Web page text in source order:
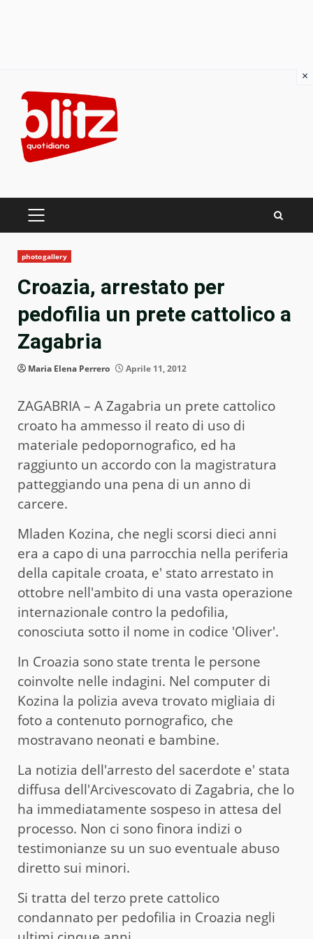
content
PRIMARY
photogallery
Croazia, arrestato per
pedofilia un prete cattolico a
Zagabria
Maria Elena Perrero Aprile 11, 2012
ZAGABRIA – A Zagabria un prete cattolico
croato ha ammesso il reato di uso di
materiale pedopornografico, ed ha
raggiunto un accordo con la magistratura
patteggiando una pena di un anno di
carcere.
Mladen Kozina, che negli scorsi dieci anni
era a capo di una parrocchia nella periferia
della capitale croata, e' stato arrestato in
ottobre nell'ambito di una vasta operazione
internazionale contro la pedofilia,
conosciuta sotto il nome in codice 'Oliver'.
In Croazia sono state trenta le persone
coinvolte nelle indagini. Nel computer di
Kozina la polizia aveva trovato migliaia di
foto a contenuto pornografico, che
mostravano neonati e bambine.
La notizia dell'arresto del sacerdote e' stata
diffusa dell'Arcivescovato di Zagabria, che lo
ha immediatamente sospeso in attesa del
processo. Non ci sono finora indizi o
testimonianze su un suo eventuale abuso
diretto sui minori.
Si tratta del terzo prete cattolico
condannato per pedofilia in Croazia negli
×